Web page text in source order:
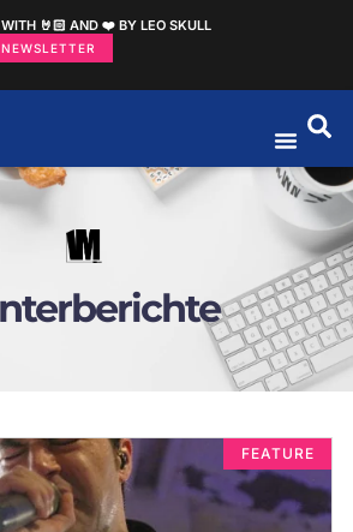
🤘🏻 AND ❤️ BY LEO SKULL
NEWSLETTER
FEATURE